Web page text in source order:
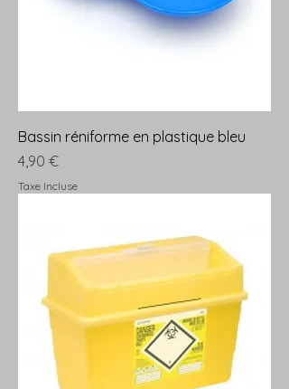
Bassin réniforme en plastique bleu
Prix
4,90 €
Taxe Incluse